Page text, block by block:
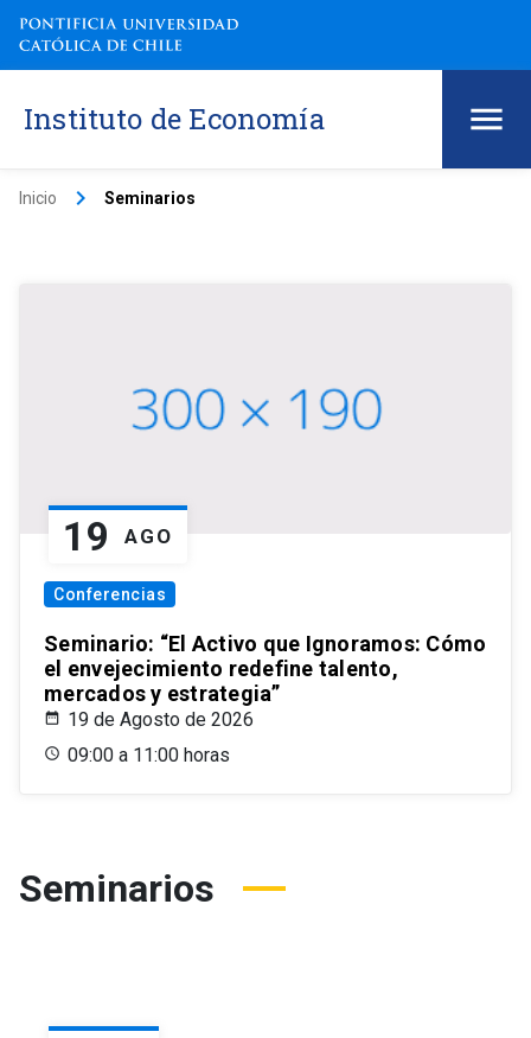
Instituto de Economía
Inicio keyboard_arrow_right Seminarios
19 AGO
Conferencias
Seminario: “El Activo que Ignoramos: Cómo
el envejecimiento redefine talento,
mercados y estrategia”
19 de Agosto de 2026
09:00 a 11:00 horas
Seminarios